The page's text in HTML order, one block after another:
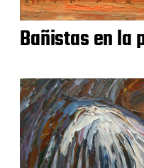
Bañistas en la